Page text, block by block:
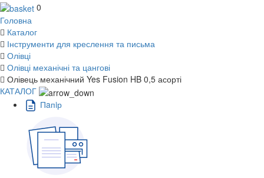
0
Головна
Каталог
Інструменти для креслення та письма
Олівці
Олівці механічні та цангові
Олівець механічний Yes Fusion HB 0,5 асорті
КАТАЛОГ
Пaпiр